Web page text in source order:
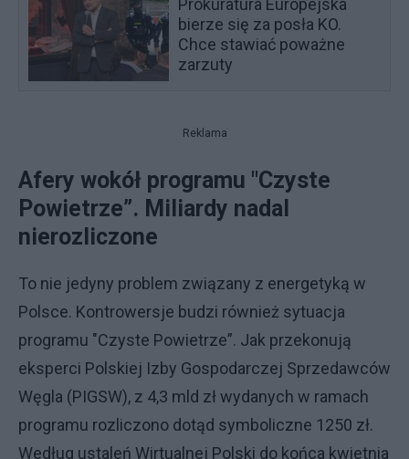
Prokuratura Europejska
bierze się za posła KO.
Chce stawiać poważne
zarzuty
Reklama
Afery wokół programu "Czyste
Powietrze”. Miliardy nadal
nierozliczone
To nie jedyny problem związany z energetyką w
Polsce. Kontrowersje budzi również sytuacja
programu "Czyste Powietrze”. Jak przekonują
eksperci Polskiej Izby Gospodarczej Sprzedawców
Węgla (PIGSW), z 4,3 mld zł wydanych w ramach
programu rozliczono dotąd symboliczne 1250 zł.
Według ustaleń Wirtualnej Polski do końca kwietnia